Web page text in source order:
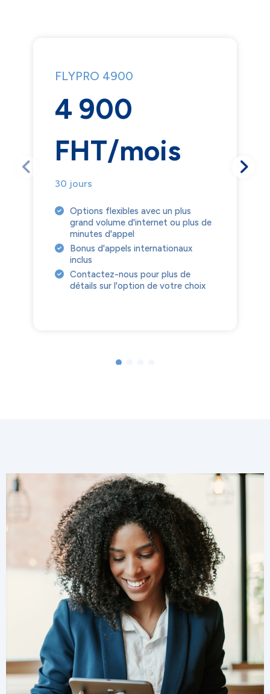
FLYPRO 4900
4 900
FHT/mois
30 jours
Options flexibles avec un plus
grand volume d'internet ou plus de
minutes d'appel
Bonus d'appels internationaux
inclus
Contactez-nous pour plus de
détails sur l'option de votre choix